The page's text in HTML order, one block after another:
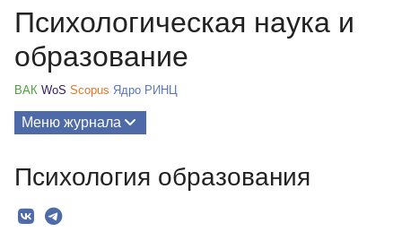
КЛЮЧЕВЫЕ СЛОВА
Психологическая наука и
образование
ВАК WoS Scopus Ядро РИНЦ
Меню журнала
Миссия
Психология образования